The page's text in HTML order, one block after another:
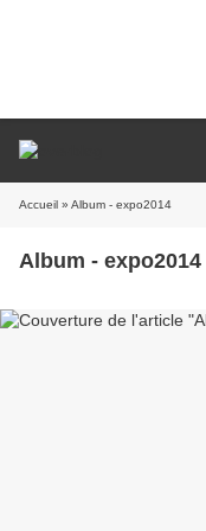
Accueil » Album - expo2014
Album - expo2014